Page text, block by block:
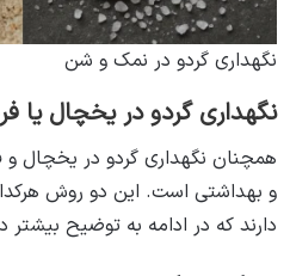
نگهداری گردو در نمک و شن
نگهداری گردو در یخچال یا
همچنان نگهداری گردو در یخچال
و بهداشتی است. این دو روش
دارند که در ادامه به توضیح بیشتر